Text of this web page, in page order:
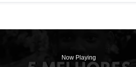
Now Playing